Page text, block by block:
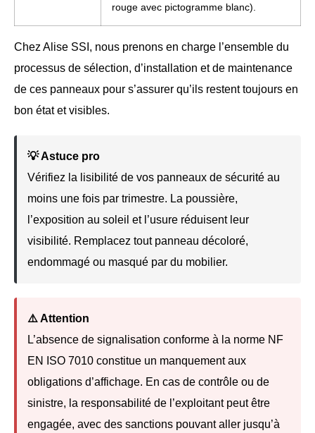
rouge avec pictogramme blanc).
Chez Alise SSI, nous prenons en charge l’ensemble du
processus de sélection, d’installation et de maintenance
de ces panneaux pour s’assurer qu’ils restent toujours en
bon état et visibles.
💡 Astuce pro
Vérifiez la lisibilité de vos panneaux de sécurité au
moins une fois par trimestre. La poussière,
l’exposition au soleil et l’usure réduisent leur
visibilité. Remplacez tout panneau décoloré,
endommagé ou masqué par du mobilier.
⚠️ Attention
L’absence de signalisation conforme à la norme NF
EN ISO 7010 constitue un manquement aux
obligations d’affichage. En cas de contrôle ou de
sinistre, la responsabilité de l’exploitant peut être
engagée, avec des sanctions pouvant aller jusqu’à